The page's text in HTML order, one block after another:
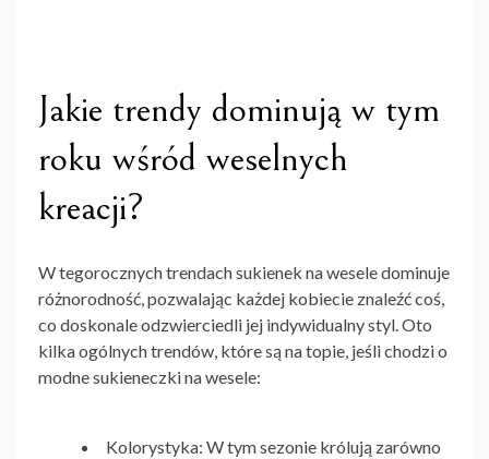
Jakie trendy dominują w tym
roku wśród weselnych
kreacji?
W tegorocznych trendach sukienek na wesele dominuje
różnorodność, pozwalając każdej kobiecie znaleźć coś,
co doskonale odzwierciedli jej indywidualny styl. Oto
kilka ogólnych trendów, które są na topie, jeśli chodzi o
modnesukieneczki na wesele:
Kolorystyka: W tym sezonie królują zarówno